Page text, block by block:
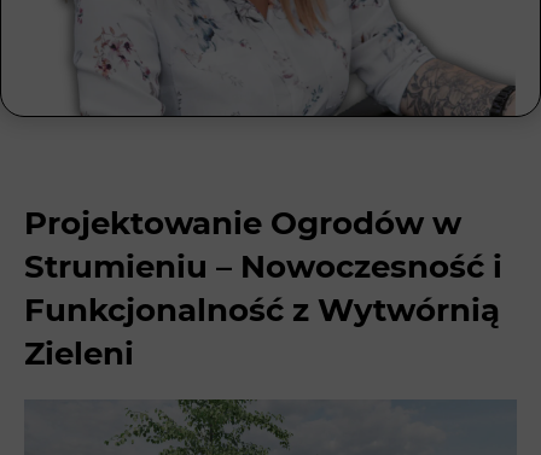
Projektowanie Ogrodów w
Strumieniu – Nowoczesność i
Funkcjonalność z Wytwórnią
Zieleni